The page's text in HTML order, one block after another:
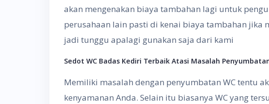
akan mengenakan biaya tambahan lagi untuk
perusahaan lain pasti di kenai biaya tambahan jika
jadi tunggu apalagi gunakan saja dari kami
Sedot WC Badas Kediri Terbaik Atasi Masalah
Memiliki masalah dengan penyumbatan WC tentu
kenyamanan Anda. Selain itu biasanya WC yang